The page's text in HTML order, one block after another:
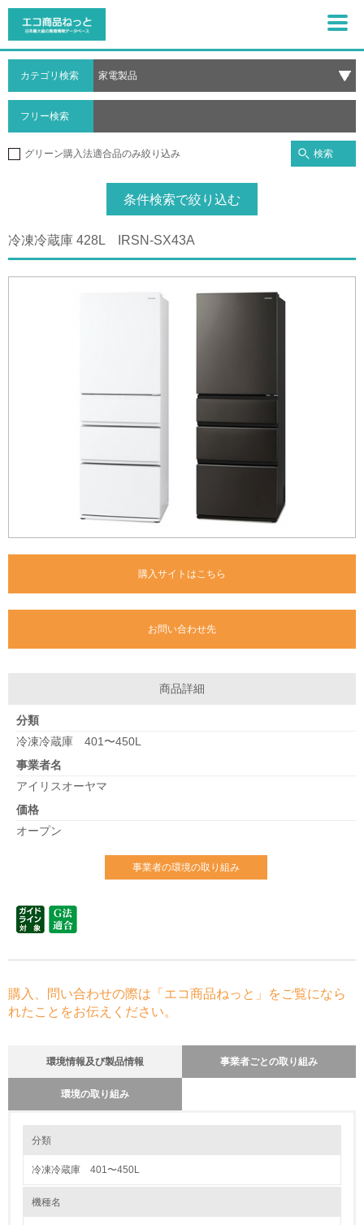
カテゴリ検索
フリー検索
グリーン購入法適合品のみ絞り込み 検索
条件検索で絞り込む
冷凍冷蔵庫 428L IRSN-SX43A
購入サイトはこちら
お問い合わせ先
商品詳細
分類
冷凍冷蔵庫 401〜450L
事業者名
アイリスオーヤマ
価格
オープン
事業者の環境の取り組み
購入、問い合わせの際は「エコ商品ねっと」をご覧になら
れたことをお伝えください。
環境情報及び製品情報 事業者ごとの取り組み
環境の取り組み
1.環境取り組み体制
分類
冷凍冷蔵庫 401〜450L
機種名